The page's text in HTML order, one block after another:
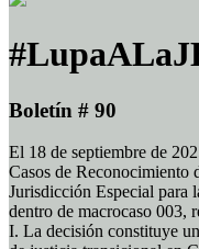
Boletín # 90
El 18 de septiembre de
Casos de Reconocimiento
Jurisdicción Especial para
dentro de macrocaso 003,
I. La decisión constituye